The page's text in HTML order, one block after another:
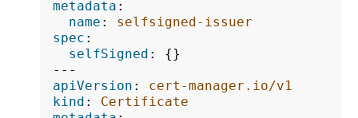
metadata :
name :
selfsigned-issuer
spec :
selfSigned :
{}
---
apiVersion :
cert-manager.io/v1
kind :
Certificate